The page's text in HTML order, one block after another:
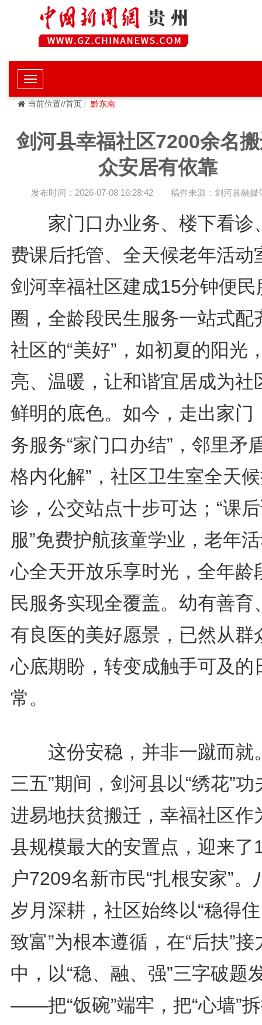
当前位置//首页 黔东南
剑河县幸福社区7200余名
众安居有依靠
发布时间：2026-07-08 16:28:42 稿件来源：剑河县融媒
家门口办业务、楼下看诊
费课后托管、全天候老年活动
剑河幸福社区建成15分钟便民
圈，全龄段民生服务一站式配
社区的“美好”，如初夏的阳光
亮、温暖，让和谐宜居成为社
鲜明的底色。如今，走出家门
务服务“家门口办结”，邻里矛
格内化解”，社区卫生室全天
诊，公交站点十步可达；“课
服”免费护航孩童学业，老年
心全天开放乐享时光，全年龄
民服务实现全覆盖。幼有善育
有良医的美好愿景，已然从群
心底期盼，转变成触手可及的
常。
这份安稳，并非一蹴而就
三五”期间，剑河县以“绣花”功
进易地扶贫搬迁，幸福社区作
县规模最大的安置点，迎来了
户7209名新市民“扎根安家”。
岁月深耕，社区始终以“稳得
致富”为根本遵循，在“后扶”接
中，以“稳、融、强”三字破题
——把“饭碗”端牢，把“心墙”